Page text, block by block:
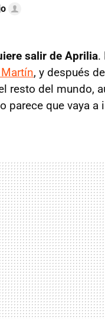
salir de Aprilia.
, y después
resto del mundo,
parece que vaya a